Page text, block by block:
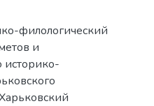
филологический
и
историко-